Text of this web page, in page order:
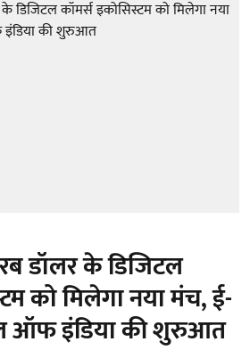
डॉलर के डिजिटल
को मिलेगा नया मंच, ई-
ऑफ इंडिया की शुरुआत